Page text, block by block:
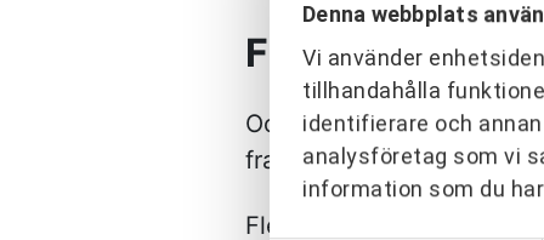
Denna webbplats
Vi använder
tillhandahålla
identifierare och
analysföretag som vi
information som du
Faktorer
Och det är just
fram när Fas 1 nu har
Flera beskriver projektet